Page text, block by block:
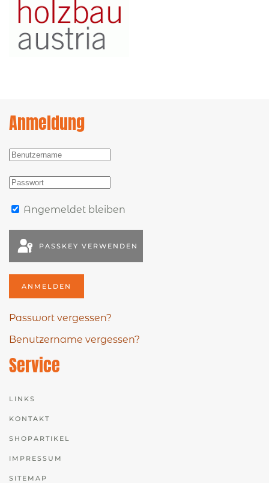
Anmeldung
Angemeldet bleiben
PASSKEY VERWENDEN
ANMELDEN
Passwort vergessen?
Benutzername vergessen?
Service
LINKS
KONTAKT
SHOPARTIKEL
IMPRESSUM
SITEMAP